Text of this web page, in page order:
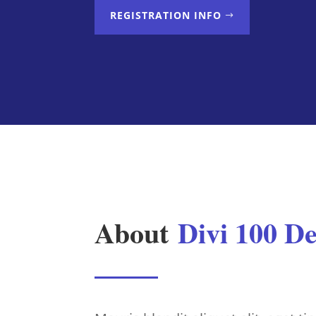
REGISTRATION INFO
AboutDivi 100